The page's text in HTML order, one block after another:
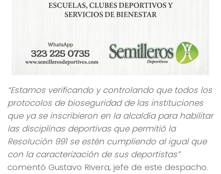
“Estamos verificando y controlando que todos los
protocolos de bioseguridad de las instituciones
que ya se inscribieron en la alcaldía para habilitar
las disciplinas deportivas que permitió la
Resolución 991 se estén cumpliendo al igual que
con la caracterización de sus deportistas”
comentó Gustavo Rivera, jefe de este despacho.